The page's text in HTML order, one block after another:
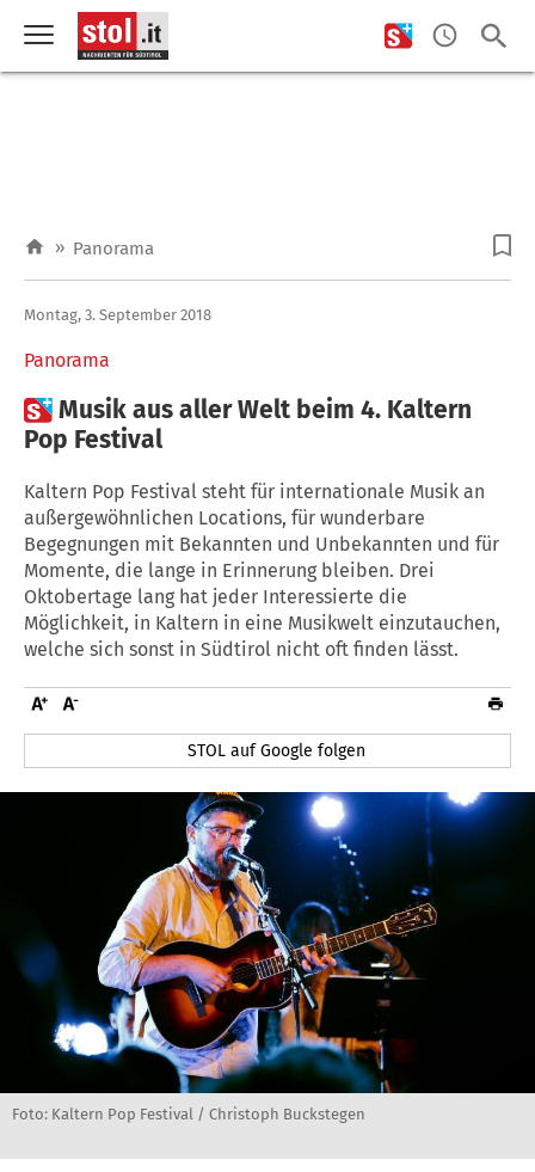
» Panorama
Panorama
Montag, 3. September 2018
Musik aus aller Welt beim 4. Kaltern
Pop Festival
Kaltern Pop Festival steht für internationale Musik an
außergewöhnlichen Locations, für wunderbare
Begegnungen mit Bekannten und Unbekannten und für
Momente, die lange in Erinnerung bleiben. Drei
Oktobertage lang hat jeder Interessierte die
Möglichkeit, in Kaltern in eine Musikwelt einzutauchen,
welche sich sonst in Südtirol nicht oft finden lässt.
STOL auf Google folgen
Foto: Kaltern Pop Festival / Christoph Buckstegen